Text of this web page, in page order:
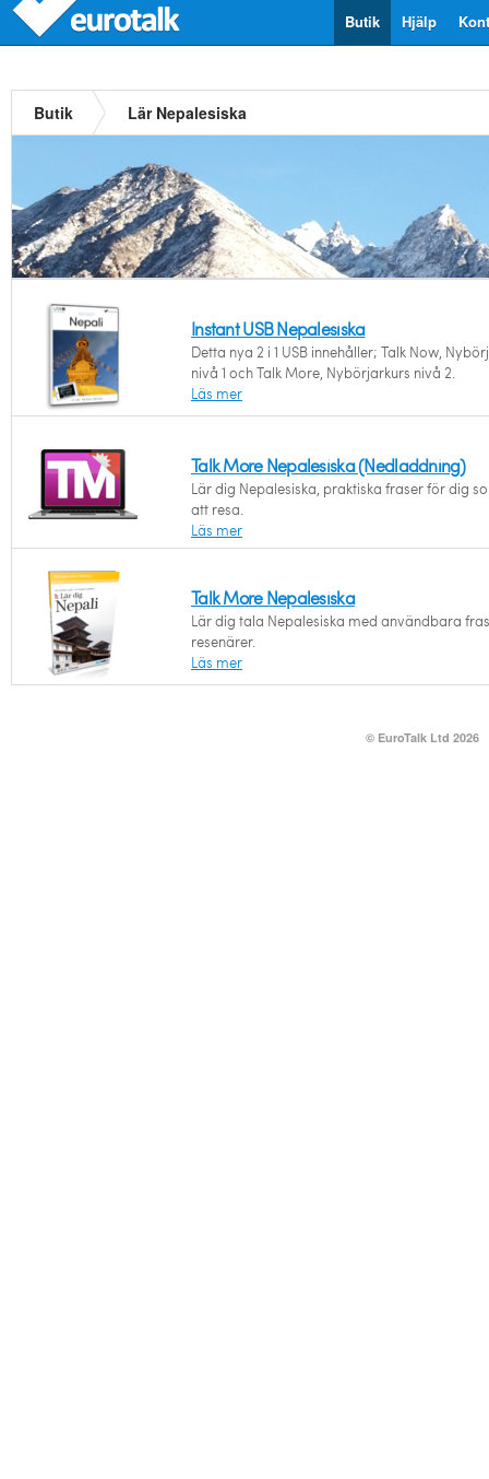
Hjälp
Butik
Butik Lär Nepalesiska
Instant USB Nepalesiska
Detta nya 2 i 1 USB innehåller; Talk Now,
nivå 1 och Talk More, Nybörjarkurs nivå 2.
Läs mer
Talk More Nepalesiska (Nedladdning)
Lär dig Nepalesiska, praktiska fraser för dig
att resa.
Läs mer
Talk More Nepalesiska
Lär dig tala Nepalesiska med användbara
resenärer.
Läs mer
© EuroTalk Ltd 2026